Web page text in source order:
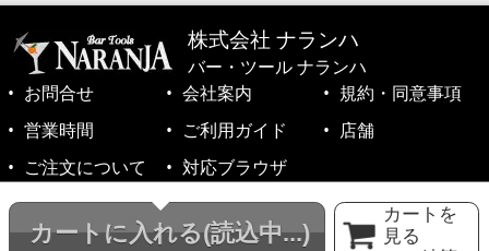
カートに入れる(読込中...)
カートを
見る
株式会社 ナランハ
バー・ツール ナランハ
お問合せ
会社案内
規約・同意事項
営業時間
ご利用ガイド
店舗
ご注文について
対応ブラウザ
©1999-2026 NARANJA Inc. All Rights Reserved.